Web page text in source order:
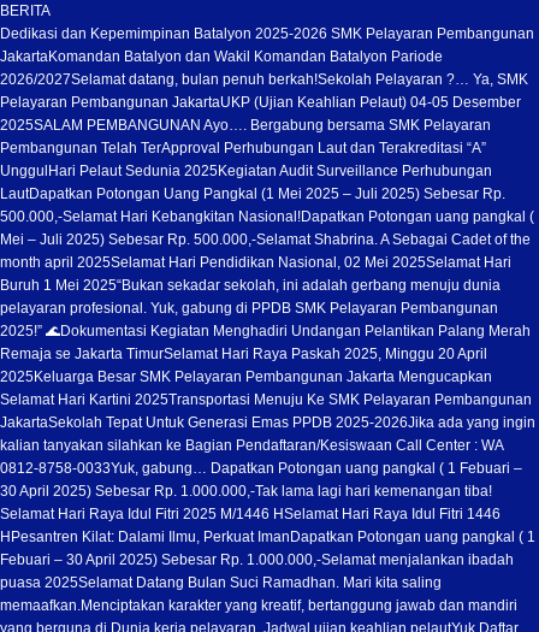
BERITA
Dedikasi dan Kepemimpinan Batalyon 2025-2026 SMK Pelayaran Pembangunan
JakartaKomandan Batalyon dan Wakil Komandan Batalyon Pariode
2026/2027Selamat datang, bulan penuh berkah!Sekolah Pelayaran ?… Ya, SMK
Pelayaran Pembangunan JakartaUKP (Ujian Keahlian Pelaut) 04-05 Desember
2025SALAM PEMBANGUNAN Ayo…. Bergabung bersama SMK Pelayaran
Pembangunan Telah TerApproval Perhubungan Laut dan Terakreditasi “A”
Unggul Hari Pelaut Sedunia 2025Kegiatan Audit Surveillance Perhubungan
LautDapatkan Potongan Uang Pangkal (1 Mei 2025 – Juli 2025) Sebesar Rp.
500.000,-Selamat Hari Kebangkitan Nasional!Dapatkan Potongan uang pangkal (
Mei – Juli 2025) Sebesar Rp. 500.000,-Selamat Shabrina. A Sebagai Cadet of the
month april 2025Selamat Hari Pendidikan Nasional, 02 Mei 2025Selamat Hari
Buruh 1 Mei 2025“Bukan sekadar sekolah, ini adalah gerbang menuju dunia
pelayaran profesional. Yuk, gabung di PPDB SMK Pelayaran Pembangunan
2025!” 🌊Dokumentasi Kegiatan Menghadiri Undangan Pelantikan Palang Merah
Remaja se Jakarta TimurSelamat Hari Raya Paskah 2025, Minggu 20 April
2025Keluarga Besar SMK Pelayaran Pembangunan Jakarta Mengucapkan
Selamat Hari Kartini 2025Transportasi Menuju Ke SMK Pelayaran Pembangunan
JakartaSekolah Tepat Untuk Generasi Emas PPDB 2025-2026Jika ada yang ingin
kalian tanyakan silahkan ke Bagian Pendaftaran/Kesiswaan Call Center : WA
0812-8758-0033Yuk, gabung… Dapatkan Potongan uang pangkal ( 1 Febuari –
30 April 2025) Sebesar Rp. 1.000.000,-Tak lama lagi hari kemenangan tiba!
Selamat Hari Raya Idul Fitri 2025 M/1446 HSelamat Hari Raya Idul Fitri 1446
H Pesantren Kilat: Dalami Ilmu, Perkuat Iman Dapatkan Potongan uang pangkal ( 1
Febuari – 30 April 2025) Sebesar Rp. 1.000.000,-Selamat menjalankan ibadah
puasa 2025Selamat Datang Bulan Suci Ramadhan. Mari kita saling
memaafkan.Menciptakan karakter yang kreatif, bertanggung jawab dan mandiri
yang berguna di Dunia kerja pelayaran..Jadwal ujian keahlian pelautYuk Daftar